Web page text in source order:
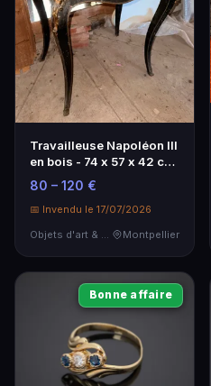
Travailleuse Napoléon III
en bois - 74 x 57 x 42 cm,
meuble de caractère
80 – 120 €
📅 Invendu le 17/07/2026
Objets d'art & Curiosités
Montpellier
Bonne affaire